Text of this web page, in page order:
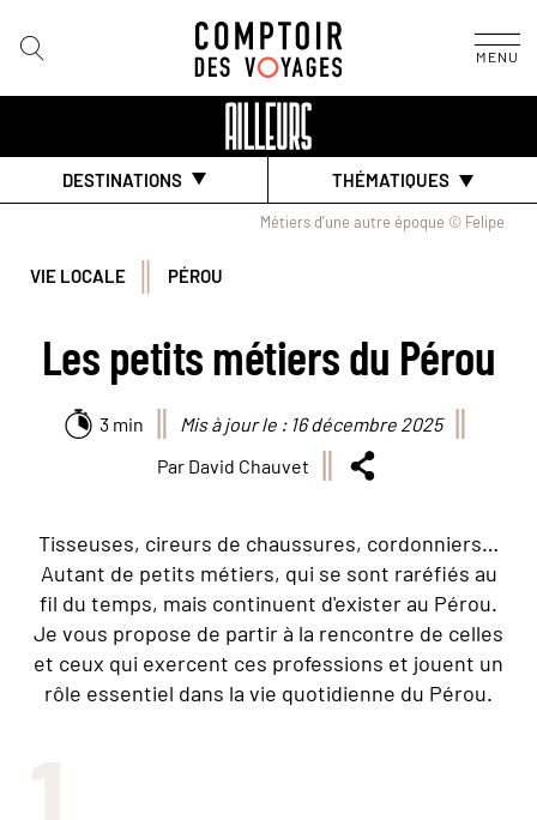
MENU
DESTINATIONS THÉMATIQUES
Métiers d’une autre époque © Felipe
VIE LOCALE PÉROU
Les petits métiers du Pérou
3 min
Mis à jour le : 16 décembre 2025
Par David Chauvet
Tisseuses, cireurs de chaussures, cordonniers…
Autant de petits métiers, qui se sont raréfiés au
fil du temps, mais continuent d'exister au Pérou.
Je vous propose de partir à la rencontre de celles
et ceux qui exercent ces professions et jouent un
rôle essentiel dans la vie quotidienne du Pérou.